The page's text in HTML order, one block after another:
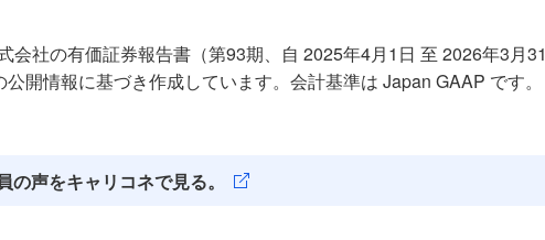
会社の有価証券報告書（第93期、自 2025年4月1日 至 2026年3月31
開情報に基づき作成しています。会計基準は Japan GAAP です。
の声をキャリコネで見る。